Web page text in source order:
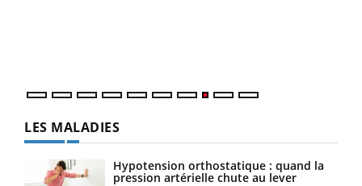
LES MALADIES
Hypotension orthostatique : quand la
pression artérielle chute au lever